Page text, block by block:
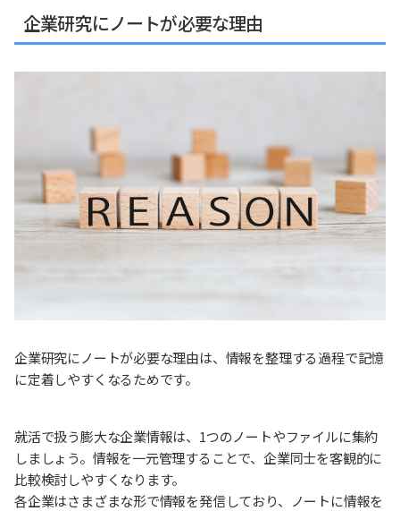
企業研究にノートが必要な理由
企業研究にノートが必要な理由は、情報を整理する過程で記憶
に定着しやすくなるためです。
就活で扱う膨大な企業情報は、1つのノートやファイルに集約
しましょう。情報を一元管理することで、企業同士を客観的に
比較検討しやすくなります。
各企業はさまざまな形で情報を発信しており、ノートに情報を